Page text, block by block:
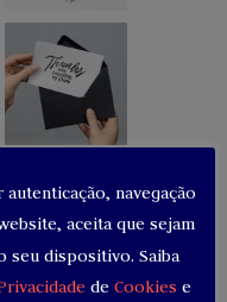
navegação
aceita que sejam
seu dispositivo. Saiba
de Cookies e